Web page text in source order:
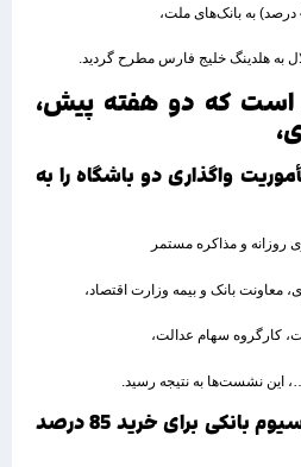
به هلدینگ خلیج فارس مطرح گردید.
است که دو هفته پیش،
واگذاری دو باشگاه را به
و‌ مذاکره مستمر
معاونت بانک و بیمه وزارت اقتصاد،
سهام عدالت،
این نشست‌ها به نتیجه رسید.
نتیجه این شد که کنسرسیوم بانکی برای خرید 85 درصد